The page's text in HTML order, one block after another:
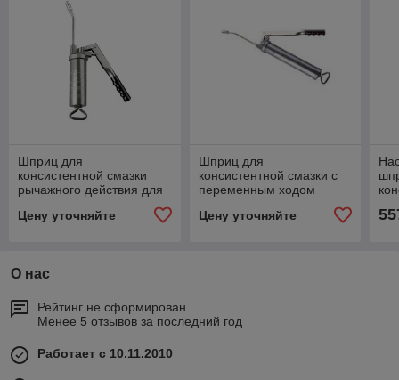
Шприц для
консистентной смазки
рычажного действия для
600см³ - 101300
Цену уточняйте
Шприц для
консистентной смазки с
переменным ходом
100940
Цену уточняйте
О нас
Рейтинг не сформирован
Менее 5 отзывов за последний год
Работает с 10.11.2010